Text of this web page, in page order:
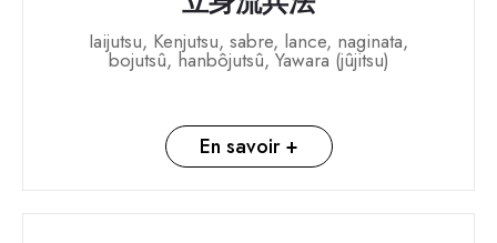
Iaijutsu, Kenjutsu, sabre, lance, naginata,
bojutsû, hanbôjutsû, Yawara (jûjitsu)
En savoir +